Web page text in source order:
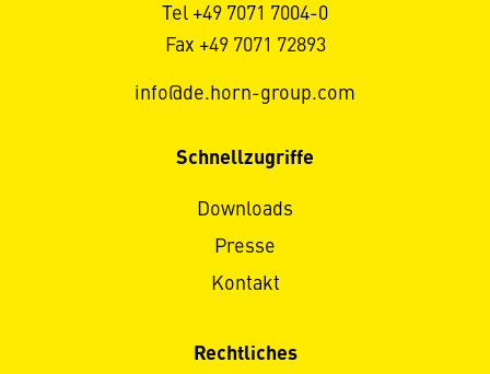
Tel +49 7071 7004-0
Fax +49 7071 72893
info@de.horn-group.com
Schnellzugriffe
Downloads
Presse
Kontakt
Rechtliches